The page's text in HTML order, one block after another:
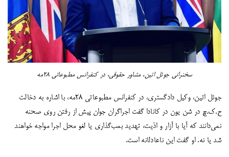
سخنرانی جوئل اتین، مشاور حقوقی، در کنفرانس مطبوعاتی ۲۸مه
جوئل اتین، وکیل دادگستری، در کنفرانس مطبوعاتی ۲۸مه، با اشاره به دخالت
ح.ک.چ در شن یون در کانادا گفت اجراگران جوان پیش از رفتن روی صحنه
نمی‌دانند که آیا با آزار و اذیت، تهدید بمب‌گذاری یا لغو محل اجرا مواجه خواهند
شد یا نه. او گفت این ناعادلانه است.